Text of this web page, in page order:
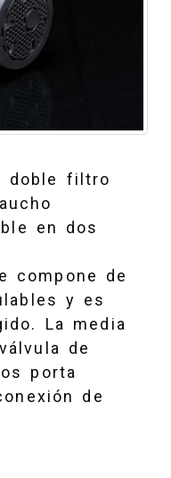
doble filtro
en dos
compone de
y es
La media
de
porta
de